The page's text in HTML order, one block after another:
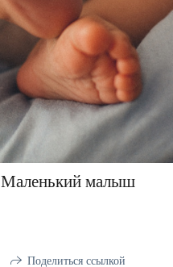
Маленький малыш
Поделиться ссылкой